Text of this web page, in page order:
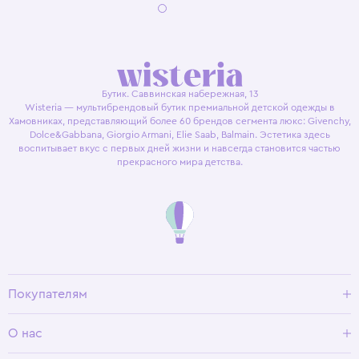
Бутик. Саввинская набережная, 13
Wisteria — мультибрендовый бутик премиальной детской одежды в
Хамовниках, представляющий более 60 брендов сегмента люкс: Givenchy,
Dolce&Gabbana, Giorgio Armani, Elie Saab, Balmain. Эстетика здесь
воспитывает вкус с первых дней жизни и навсегда становится частью
прекрасного мира детства.
Покупателям
Условия возврата
О нас